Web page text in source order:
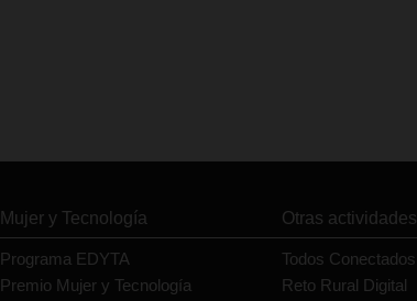
Mujer y Tecnología
Programa EDYTA
Premio Mujer y Tecnología
Otras actividades
Todos Conectados
Reto Rural Digital